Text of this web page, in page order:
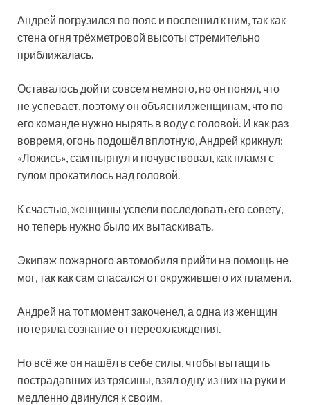
Андрей погрузился по пояс и поспешил к ним, так как
стена огня трёхметровой высоты стремительно
приближалась.
Оставалось дойти совсем немного, но он понял, что
не успевает, поэтому он объяснил женщинам, что по
его команде нужно нырять в воду с головой. И как раз
вовремя, огонь подошёл вплотную, Андрей крикнул:
«Ложись», сам нырнул и почувствовал, как пламя с
гулом прокатилось над головой.
К счастью, женщины успели последовать его совету,
но теперь нужно было их вытаскивать.
Экипаж пожарного автомобиля прийти на помощь не
мог, так как сам спасался от окружившего их пламени.
Андрей на тот момент закоченел, а одна из женщин
потеряла сознание от переохлаждения.
Но всё же он нашёл в себе силы, чтобы вытащить
пострадавших из трясины, взял одну из них на руки и
медленно двинулся к своим.